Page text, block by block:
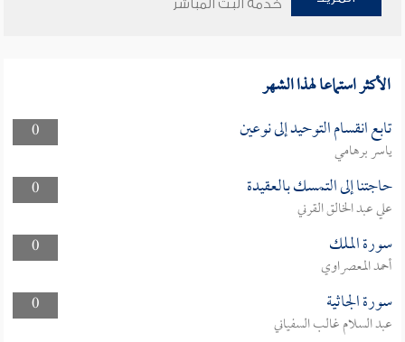
خدمة البث المباشر
الأكثر استماعا لهذا الشهر
0 تابع انقسام التوحيد إلى نوعين
ياسر برهامي
0
حاجتنا إلى التمسك بالعقيدة
علي عبد الخالق القرني
0
سورة الملك
أحمد المعصراوي
0
سورة الجاثية
عبد السلام غالب السفياني